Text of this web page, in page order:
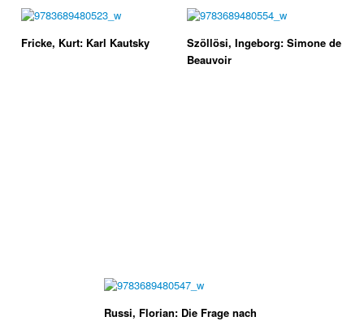
Fricke, Kurt: Karl Kautsky
Szöllösi, Ingeborg: Simone de
Beauvoir
Russi, Florian: Die Frage nach